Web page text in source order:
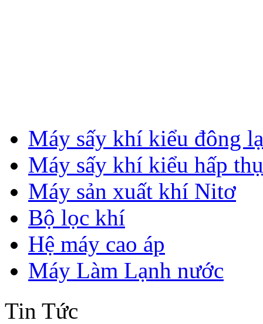
Máy sấy khí kiểu đông
Máy sấy khí kiểu hấp thụ
Máy sản xuất khí Nitơ
Bộ lọc khí
Hệ máy cao áp
Máy Làm Lạnh nước
Tin Tức